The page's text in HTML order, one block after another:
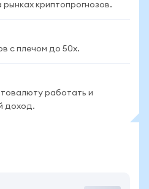
рынках криптопрогнозов.
с плечом до 50x.
работать и
доход.